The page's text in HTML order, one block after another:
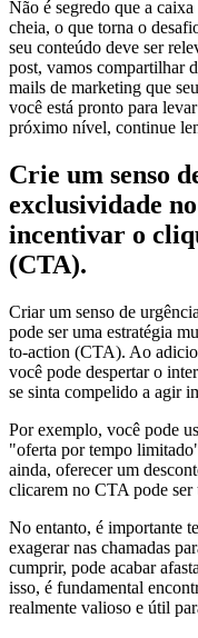
Não é segredo que a caixa
cheia, o que torna o
seu conteúdo deve ser
post, vamos compartilhar
mails de marketing que
você está pronto para
próximo nível, continue
Crie um senso
exclusividade
incentivar o
(CTA).
Criar um senso de
pode ser uma estratégia
to-action (CTA). Ao
você pode despertar o
se sinta compelido a agir
Por exemplo, você pode
"oferta por tempo
ainda, oferecer um
clicarem no CTA pode ser
No entanto, é importante
exagerar nas chamadas
cumprir, pode acabar
isso, é fundamental
realmente valioso e útil